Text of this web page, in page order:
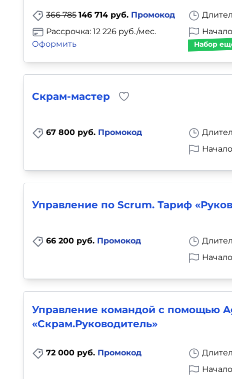
366 785 146 714 руб. Промокод
Рассрочка: 12 226 руб./мес.
Оформить
Набор
Скрам-мастер
67 800 руб. Промокод
Управление по Scrum. Тариф
66 200 руб. Промокод
Управление командой с помощью
«Скрам.Руководитель»
72 000 руб. Промокод
Для детей
Красота, здоровье, фитнес
Психология и саморазвитие
Тесты на профориентацию